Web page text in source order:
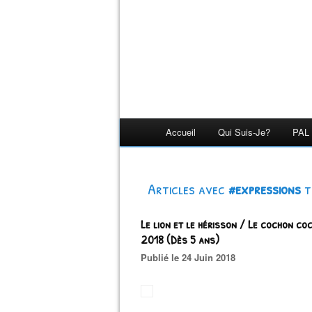
Accueil Qui Suis-Je?
Articles avec #expressions
Le lion et le hérisson / Le cochon
2018 (Dès 5 ans)
Publié le 24 Juin 2018